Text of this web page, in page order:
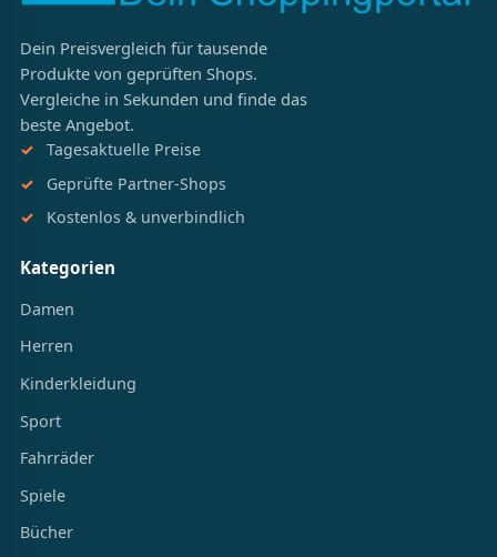
Dein Preisvergleich für tausende
Produkte von geprüften Shops.
Vergleiche in Sekunden und finde das
beste Angebot.
Tagesaktuelle Preise
Geprüfte Partner-Shops
Kostenlos & unverbindlich
Kategorien
Damen
Herren
Kinderkleidung
Sport
Fahrräder
Spiele
Bücher